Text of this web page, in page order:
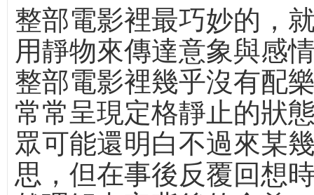
整部電影裡最巧妙的，
用靜物來傳達意象與感
整部電影裡幾乎沒有配
常常呈現定格靜止的狀
眾可能還明白不過來某
思，但在事後反覆回想